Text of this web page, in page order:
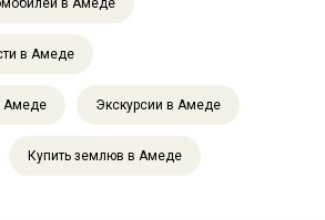
в Амеде
в Амеде
Амеде Экскурсии в Амеде
Купить землюв в Амеде